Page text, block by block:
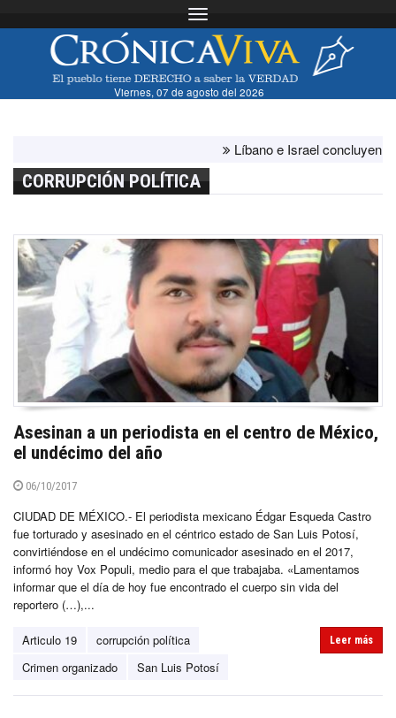
Toggle navigation
Viernes, 07 de agosto del 2026
Líbano e Israel concluyen
CORRUPCIÓN POLÍTICA
Asesinan a un periodista en el centro de México,
el undécimo del año
06/10/2017
CIUDAD DE MÉXICO.- El periodista mexicano Édgar Esqueda Castro
fue torturado y asesinado en el céntrico estado de San Luis Potosí,
convirtiéndose en el undécimo comunicador asesinado en el 2017,
informó hoy Vox Populi, medio para el que trabajaba. «Lamentamos
informar que el día de hoy fue encontrado el cuerpo sin vida del
reportero (…),...
Articulo 19
corrupción política
Crimen organizado
San Luis Potosí
Leer más